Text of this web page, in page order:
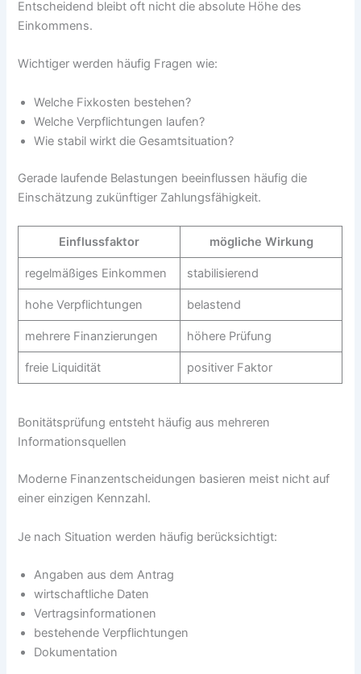
Entscheidend bleibt oft nicht die absolute Höhe des
Einkommens.
Wichtiger werden häufig Fragen wie:
Welche Fixkosten bestehen?
Welche Verpflichtungen laufen?
Wie stabil wirkt die Gesamtsituation?
Gerade laufende Belastungen beeinflussen häufig die
Einschätzung zukünftiger Zahlungsfähigkeit.
Einflussfaktor mögliche Wirkung
regelmäßiges Einkommen stabilisierend
hohe Verpflichtungen belastend
mehrere Finanzierungen höhere Prüfung
freie Liquidität positiver Faktor
Bonitätsprüfung entsteht häufig aus mehreren
Informationsquellen
Moderne Finanzentscheidungen basieren meist nicht auf
einer einzigen Kennzahl.
Je nach Situation werden häufig berücksichtigt:
Angaben aus dem Antrag
wirtschaftliche Daten
Vertragsinformationen
bestehende Verpflichtungen
Dokumentation